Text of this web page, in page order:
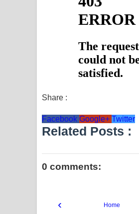
Share :
Facebook Google+ Twitter
Related Posts :
0 comments:
‹ Home